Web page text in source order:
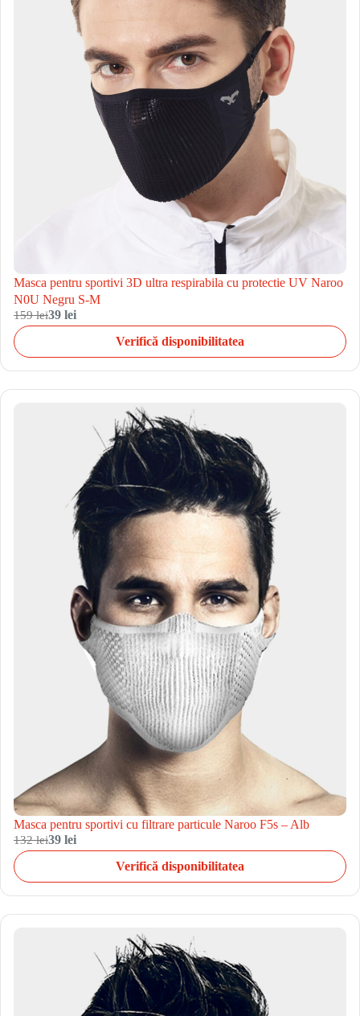
Masca pentru sportivi 3D ultra respirabila cu protectie UV Naroo
N0U Negru S-M
159 lei39 lei
Verifică disponibilitatea
Masca pentru sportivi cu filtrare particule Naroo F5s – Alb
132 lei39 lei
Verifică disponibilitatea